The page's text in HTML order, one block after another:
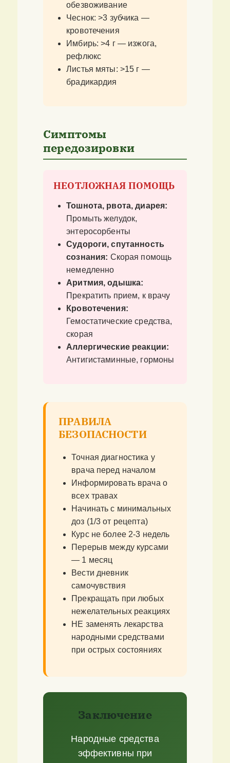
обезвоживание
Чеснок: >3 зубчика —
кровотечения
Имбирь: >4 г — изжога,
рефлюкс
Листья мяты: >15 г —
брадикардия
Симптомы
передозировки
НЕОТЛОЖНАЯ ПОМОЩЬ
Тошнота, рвота, диарея:
Промыть желудок,
энтеросорбенты
Судороги, спутанность
сознания: Скорая помощь
немедленно
Аритмия, одышка:
Прекратить прием, к врачу
Кровотечения:
Гемостатические средства,
скорая
Аллергические реакции:
Антигистаминные, гормоны
ПРАВИЛА
БЕЗОПАСНОСТИ
Точная диагностика у
врача перед началом
Информировать врача о
всех травах
Начинать с минимальных
доз (1/3 от рецепта)
Курс не более 2-3 недель
Перерыв между курсами
— 1 месяц
Вести дневник
самочувствия
Прекращать при любых
нежелательных реакциях
НЕ заменять лекарства
народными средствами
при острых состояниях
Заключение
Народные средства
эффективны при